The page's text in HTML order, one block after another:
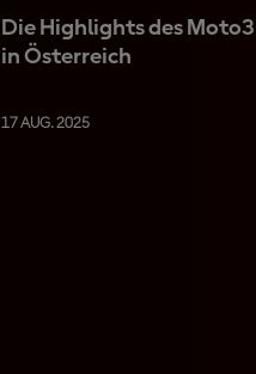
Die Highlights des
in Österreich
17 AUG. 2025